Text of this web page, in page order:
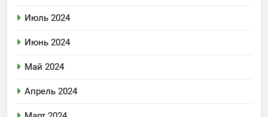
Июль 2024
Июнь 2024
Май 2024
Апрель 2024